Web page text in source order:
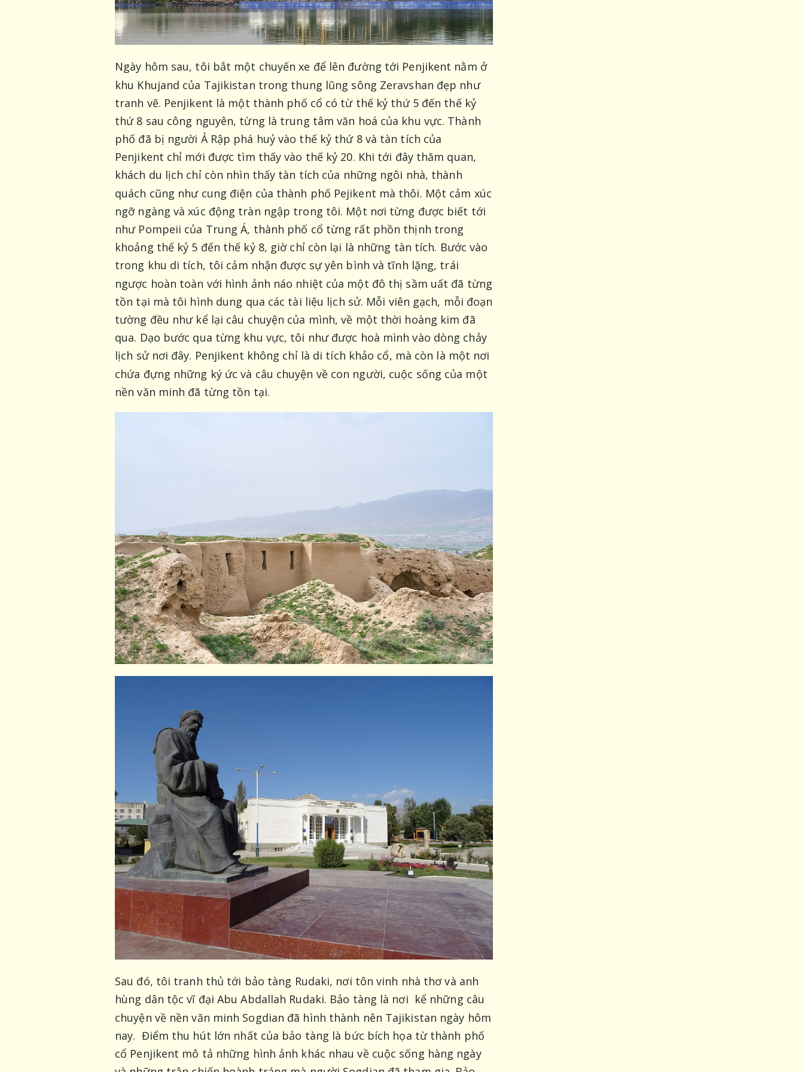
Ngày hôm sau, tôi bắt một chuyến xe để lên đường tới Penjikent nằm ở
khu Khujand của Tajikistan trong thung lũng sông Zeravshan đẹp như
tranh vẽ. Penjikent là một thành phố cổ có từ thế kỷ thứ 5 đến thế kỷ
thứ 8 sau công nguyên, từng là trung tâm văn hoá của khu vực. Thành
phố đã bị người Ả Rập phá huỷ vào thế kỷ thứ 8 và tàn tích của
Penjikent chỉ mới được tìm thấy vào thế kỷ 20. Khi tới đây thăm quan,
khách du lịch chỉ còn nhìn thấy tàn tích của những ngôi nhà, thành
quách cũng như cung điện của thành phố Pejikent mà thôi. Một cảm xúc
ngỡ ngàng và xúc động tràn ngập trong tôi. Một nơi từng được biết tới
như Pompeii của Trung Á, thành phố cổ từng rất phồn thịnh trong
khoảng thế kỷ 5 đến thế kỷ 8, giờ chỉ còn lại là những tàn tích. Bước vào
trong khu di tích, tôi cảm nhận được sự yên bình và tĩnh lặng, trái
ngược hoàn toàn với hình ảnh náo nhiệt của một đô thị sầm uất đã từng
tồn tại mà tôi hình dung qua các tài liệu lịch sử. Mỗi viên gạch, mỗi đoạn
tường đều như kể lại câu chuyện của mình, về một thời hoàng kim đã
qua. Dạo bước qua từng khu vực, tôi như được hoà mình vào dòng chảy
lịch sử nơi đây. Penjikent không chỉ là di tích khảo cổ, mà còn là một nơi
chứa đựng những ký ức và câu chuyện về con người, cuộc sống của một
nền văn minh đã từng tồn tại.
Sau đó, tôi tranh thủ tới bảo tàng Rudaki, nơi tôn vinh nhà thơ và anh
hùng dân tộc vĩ đại Abu Abdallah Rudaki. Bảo tàng là nơi kể những câu
chuyện về nền văn minh Sogdian đã hình thành nên Tajikistan ngày hôm
nay. Điểm thu hút lớn nhất của bảo tàng là bức bích họa từ thành phố
cổ Penjikent mô tả những hình ảnh khác nhau về cuộc sống hàng ngày